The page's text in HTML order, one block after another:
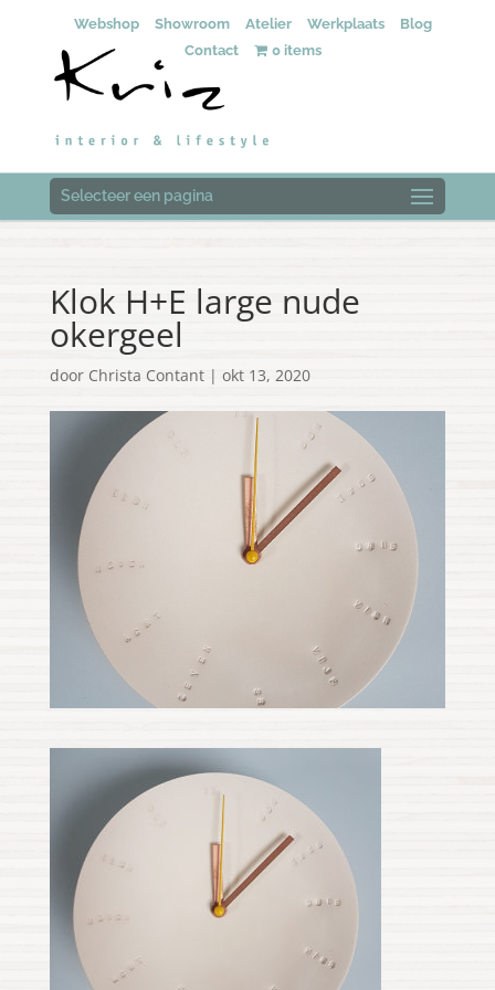
Webshop Showroom Atelier Werkplaats
Blog
Contact
0 items
Selecteer een pagina
Klok H+E large nude
okergeel
door Christa Contant| okt 13, 2020